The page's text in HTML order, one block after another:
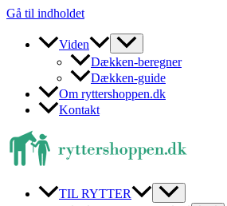
Gå til indholdet
Viden
Dækken-beregner
Dækken-guide
Om ryttershoppen.dk
Kontakt
TIL RYTTER